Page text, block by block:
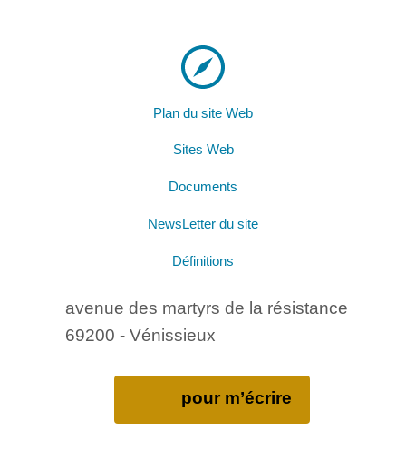
Plan du site Web
Sites Web
Documents
NewsLetter du site
Définitions
avenue des martyrs de la résistance
69200 - Vénissieux
pour m’écrire